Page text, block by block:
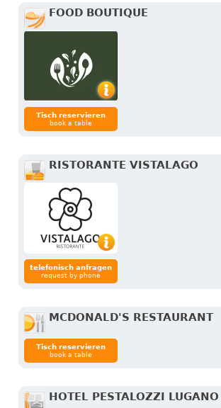
FOOD BOUTIQUE
Tisch reservieren
book a table
RISTORANTE VISTALAGO
telefonisch anfragen
request by phone
MCDONALD'S RESTAURANT
Tisch reservieren
book a table
HOTEL PESTALOZZI LUGANO